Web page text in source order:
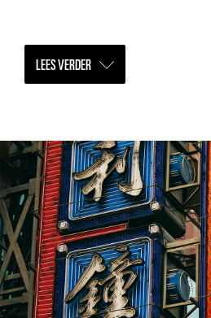
LEES VERDER